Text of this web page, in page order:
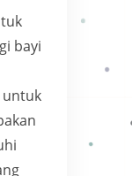
bayi
untuk